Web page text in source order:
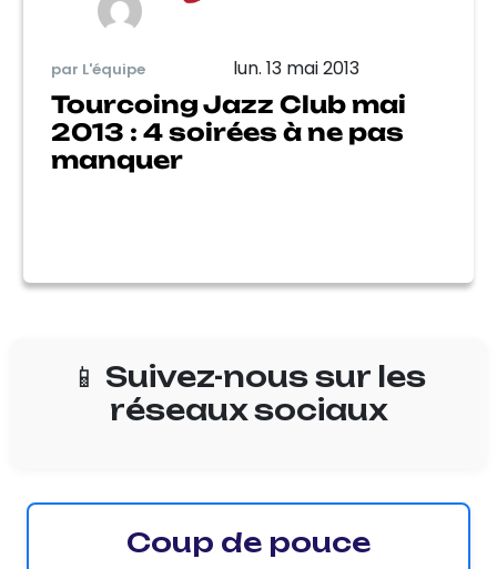
par L'équipe lun. 13 mai 2013
Tourcoing Jazz Club mai
2013 : 4 soirées à ne pas
manquer
📱 Suivez-nous sur les
réseaux sociaux
Coup de pouce